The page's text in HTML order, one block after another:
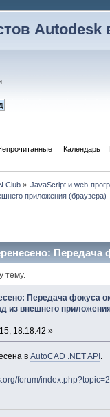
Autodesk
Календарь
Club» JavaScript и web-
приложения (браузера)
Передача
раз)
тему.
Передача фокуса
из внешнего
18:18:42 »
в AutoCAD .NET API.
forum/